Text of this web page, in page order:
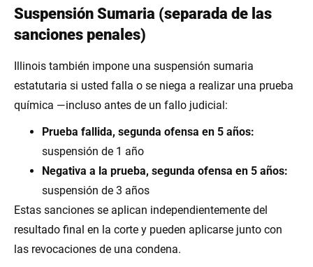
Suspensión Sumaria (separada de las
sanciones penales)
Illinois también impone una suspensión sumaria
estatutaria si usted falla o se niega a realizar una prueba
química —incluso antes de un fallo judicial:
Prueba fallida, segunda ofensa en 5 años:
suspensión de 1 año
Negativa a la prueba, segunda ofensa en 5 años:
suspensión de 3 años
Estas sanciones se aplican independientemente del
resultado final en la corte y pueden aplicarse junto con
las revocaciones de una condena.